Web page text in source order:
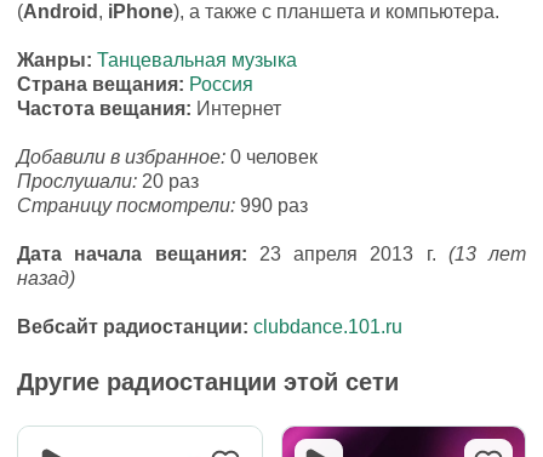
(Android , iPhone), а также с планшета и компьютера.
Жанры: Танцевальная музыка
Страна вещания: Россия
Частота вещания: Интернет
Добавили в избранное: 0 человек
Прослушали: 20 раз
Страницу посмотрели: 990 раз
Дата начала вещания: 23 апреля 2013 г. (13 лет
назад)
Вебсайт радиостанции: clubdance.101.ru
Другие радиостанции этой сети